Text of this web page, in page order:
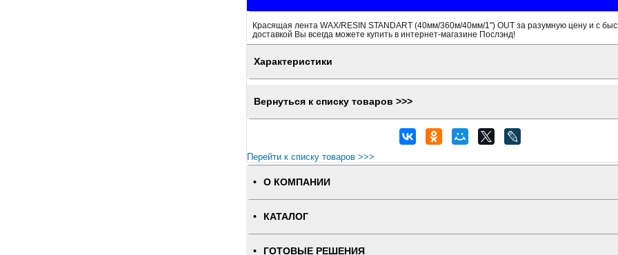
Красящая лента WAX/RESIN STANDART (40мм/360м/40мм/1") OUT за разумную цену и с
доставкой Вы всегда можете купить в интернет-магазине Послэнд!
Характеристики
Вернуться к списку товаров >>>
Перейти к списку товаров >>>
О КОМПАНИИ
КАТАЛОГ
ГОТОВЫЕ РЕШЕНИЯ